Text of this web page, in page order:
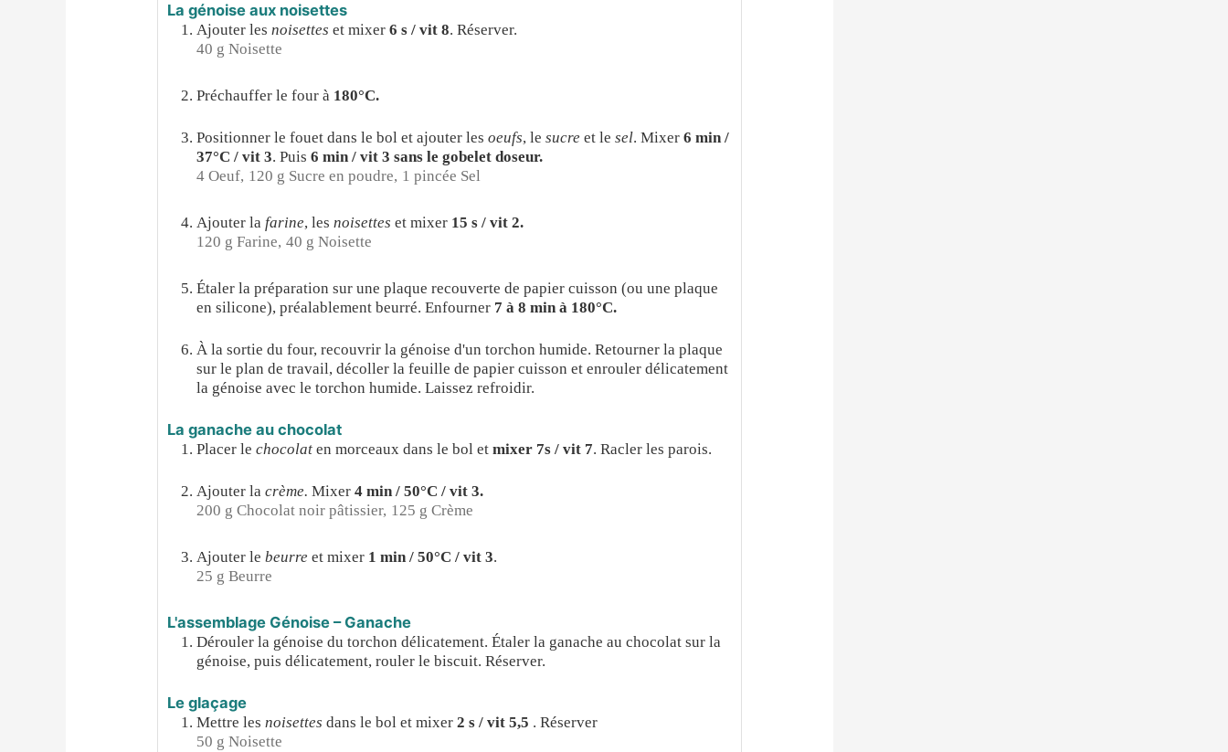
La génoise aux noisettes
Ajouter lesnoisettes et mixer6 s / vit 8. Réserver.
40 g Noisette
Préchauffer le four à 180°C.
Positionner le fouet dans le bol et ajouter lesoeufs, lesucre et lesel. Mixer6 min /
37°C / vit 3. Puis6 min / vit 3 sans le gobelet doseur.
4 Oeuf, 120 g Sucre en poudre, 1 pincée Sel
Ajouter la farine, lesnoisettes et mixer 15 s / vit 2.
120 g Farine, 40 g Noisette
Étaler la préparation sur une plaque recouverte de papier cuisson (ou une plaque
en silicone), préalablement beurré. Enfourner 7 à 8 min à 180°C.
À la sortie du four, recouvrir la génoise d'un torchon humide. Retourner la plaque
sur le plan de travail, décoller la feuille de papier cuisson et enrouler délicatement
la génoise avec le torchon humide. Laissez refroidir.
La ganache au chocolat
Placer lechocolat en morceaux dans le bol etmixer 7s / vit 7. Racler les parois.
Ajouter lacrème. Mixer4 min / 50°C / vit 3.
200 g Chocolat noir pâtissier, 125 g Crème
Ajouter lebeurre et mixer 1 min / 50°C / vit 3.
25 g Beurre
L'assemblage Génoise – Ganache
Dérouler la génoise du torchon délicatement. Étaler la ganache au chocolat sur la
génoise, puis délicatement, rouler le biscuit. Réserver.
Le glaçage
Mettre lesnoisettes dans le bol et mixer2 s / vit 5,5 . Réserver
50 g Noisette